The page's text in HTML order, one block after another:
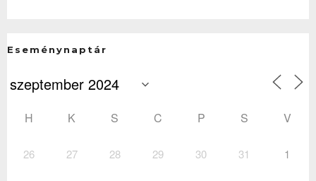
Eseménynaptár
H K S C P S V
26 27 28 29 30 31 1